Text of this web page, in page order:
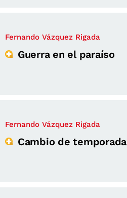
Fernando Vázquez Rigada
Guerra en el paraíso
Fernando Vázquez Rigada
Cambio de temporada